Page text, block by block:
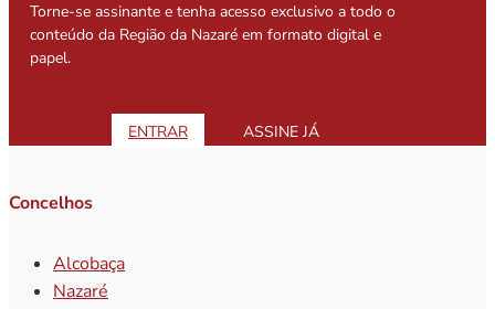
Torne-se assinante e tenha acesso exclusivo a todo o
conteúdo da Região da Nazaré em formato digital e
papel.
ENTRAR ASSINE JÁ
Concelhos
Alcobaça
Nazaré